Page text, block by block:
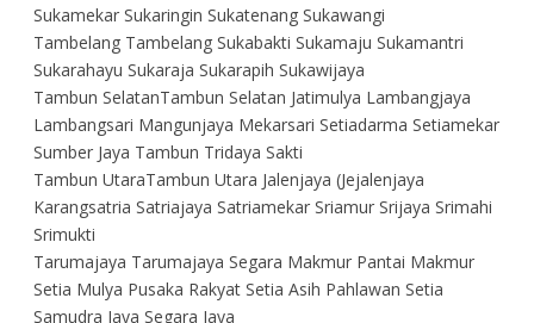
Sukamekar Sukaringin Sukatenang Sukawangi
Tambelang Tambelang Sukabakti Sukamaju Sukamantri
Sukarahayu Sukaraja Sukarapih Sukawijaya
Tambun SelatanTambun Selatan Jatimulya Lambangjaya
Lambangsari Mangunjaya Mekarsari Setiadarma Setiamekar
Sumber Jaya Tambun Tridaya Sakti
Tambun UtaraTambun Utara Jalenjaya (Jejalenjaya
Karangsatria Satriajaya Satriamekar Sriamur Srijaya Srimahi
Srimukti
Tarumajaya Tarumajaya Segara Makmur Pantai Makmur
Setia Mulya Pusaka Rakyat Setia Asih Pahlawan Setia
Samudra Jaya Segara Jaya